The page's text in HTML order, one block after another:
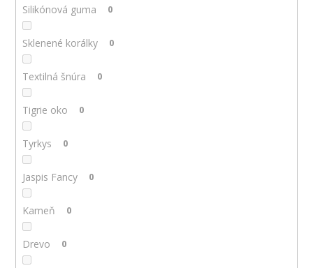
Silikónová guma 0
Sklenené korálky 0
Textilná šnúra 0
Tigrie oko 0
Tyrkys 0
Jaspis Fancy 0
Kameň 0
Drevo 0